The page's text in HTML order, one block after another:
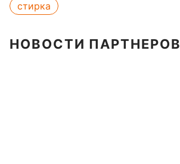
стирка
НОВОСТИ ПАРТНЕРОВ